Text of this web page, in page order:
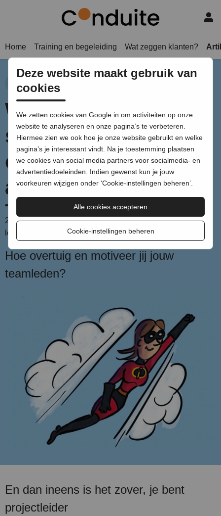
Home Training en begeleiding Wat zeggen klanten?
Boodschap
Waarom
spreekvaardigheid
onmisbaar is in je rol
als projectleider
2 november 2020door Pauline le Rûtte |
2 minuten
leestijd
Hoe overtuig en motiveer jij jouw
teamleden?
En dan ineens is het zover, je bent
projectleider
Deze website maakt gebruik van
cookies
We zetten cookies van Google in om activiteiten op onze
website te analyseren en onze pagina’s te verbeteren.
Hiermee zien we ook hoe je onze website gebruikt en welke
pagina’s je interessant vindt. Na je toestemming plaatsen
we cookies van social media partners voor socialmedia- en
advertentiedoeleinden. Indien gewenst kun je jouw
voorkeuren wijzigen onder ‘Cookie-instellingen beheren’.
Alle cookies accepteren
Cookie-instellingen beheren